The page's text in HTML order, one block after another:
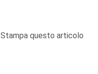
Stampa questo articolo